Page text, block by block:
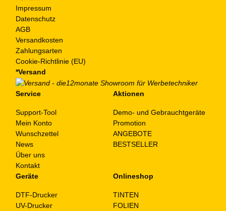
Impressum
Datenschutz
AGB
Versandkosten
Zahlungsarten
Cookie-Richtlinie (EU)
*Versand
Service
Support-Tool
Mein Konto
Wunschzettel
News
Über uns
Kontakt
Aktionen
Demo- und Gebrauchtgeräte
Promotion
ANGEBOTE
BESTSELLER
Geräte
DTF-Drucker
UV-Drucker
Onlineshop
TINTEN
FOLIEN